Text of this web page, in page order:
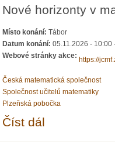
Nové horizonty v
Místo konání: Tábor
Datum konání: 05.11.2026 - 10:00
Webové stránky akce:
https://
Česká matematická společnost
Společnost učitelů matematiky
Plzeňská pobočka
Číst dál